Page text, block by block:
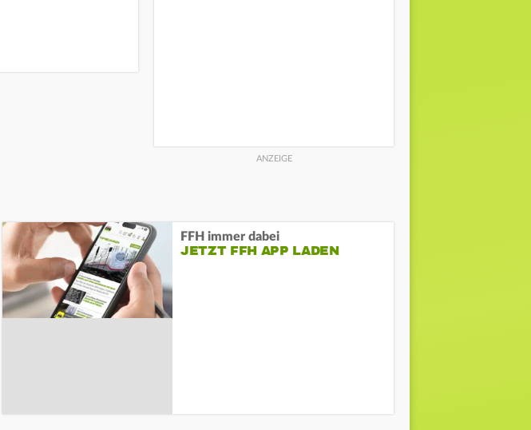
FFH immer dabei
JETZT FFH APP LADEN